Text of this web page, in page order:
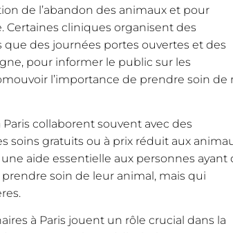
de l’abandon des animaux et pour
Certaines cliniques organisent des
des journées portes ouvertes et des
pour informer le public sur les
l’importance de prendre soin de
collaborent souvent avec des
soins gratuits ou à prix réduit aux
aide essentielle aux personnes ayant
soin de leur animal, mais qui
à Paris jouent un rôle crucial dans la